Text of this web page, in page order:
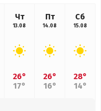
Чт
13.08
26°
17°
Пт
14.08
26°
16°
Сб
15.08
28°
14°